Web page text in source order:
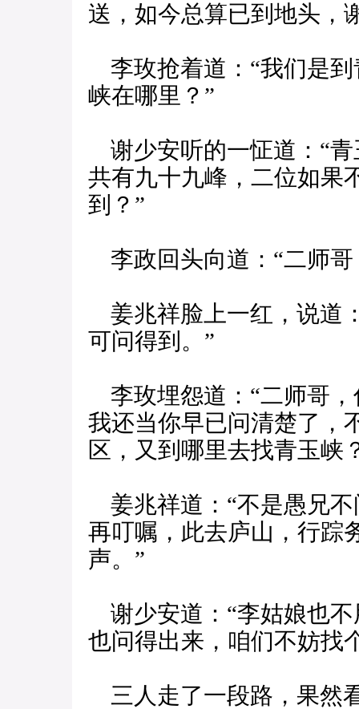
送，如今总算已到地头，
李玫抢着道：“我们是
峡在哪里？”
谢少安听的一怔道：“
共有九十九峰，二位如果
到？”
李政回头向道：“二师哥
姜兆祥脸上一红，说道
可问得到。”
李玫埋怨道：“二师哥
我还当你早已问清楚了，
区，又到哪里去找青玉峡
姜兆祥道：“不是愚兄
再叮嘱，此去庐山，行踪
声。”
谢少安道：“李姑娘也
也问得出来，咱们不妨找
三人走了一段路，果然